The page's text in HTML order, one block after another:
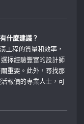
什麼建議？
工程的質量和效率，
擇經驗豐富的設計師
重要。此外，尋找那
報價的專業人士，可